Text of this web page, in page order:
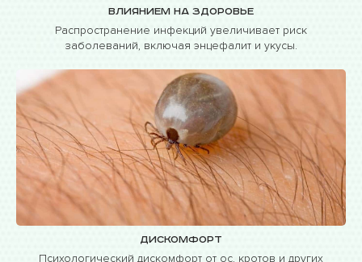
Влиянием на здоровье
Распространение инфекций увеличивает риск
заболеваний, включая энцефалит и укусы.
Дискомфорт
Психологический дискомфорт от ос, кротов и других